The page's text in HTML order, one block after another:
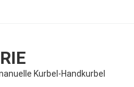
Kurbel-Handkurbel